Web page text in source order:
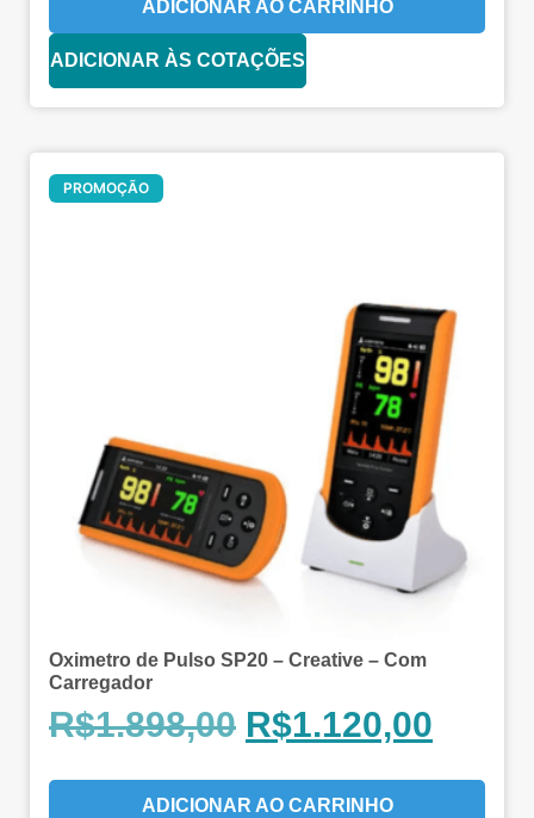
ADICIONAR AO CARRINHO
ADICIONAR ÀS COTAÇÕES
PROMOÇÃO
Oximetro de Pulso SP20 – Creative – Com
Carregador
R$1.898,00 R$1.120,00
ADICIONAR AO CARRINHO